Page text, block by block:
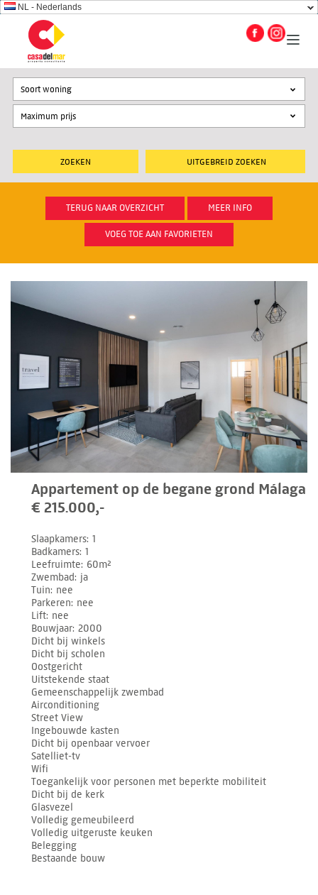
NL - Nederlands
UITGEBREID ZOEKEN
Soort woning
TERUG NAAR OVERZICHT MEER INFO
VOEG TOE AAN FAVORIETEN
Appartement op de begane grond Málaga
€ 215.000,-
Slaapkamers 1
Badkamers 1
Leefruimte 60m²
Zwembad ja
Tuin nee
Parkeren nee
Lift nee
Bouwjaar 2000
Dicht bij winkels
Dicht bij scholen
Oostgericht
Uitstekende staat
Gemeenschappelijk zwembad
Airconditioning
Street View
Ingebouwde kasten
Dicht bij openbaar vervoer
Satelliet-tv
Wifi
Toegankelijk voor personen met beperkte mobiliteit
Dicht bij de kerk
Glasvezel
Volledig gemeubileerd
Volledig uitgeruste keuken
Belegging
Bestaande bouw